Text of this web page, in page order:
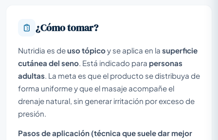
¿Cómo tomar?
Nutridia es deuso tópicoy se aplica en la superficie
cutánea del seno . Está indicado para personas
adultas . La meta es que el producto se distribuya de
forma uniforme y que el masaje acompañe el
drenaje natural, sin generar irritación por exceso de
presión.
Pasos de aplicación (técnica que suele dar mejor